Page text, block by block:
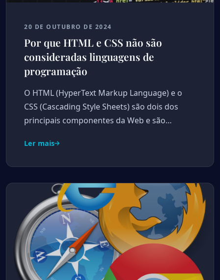
20 DE OUTUBRO DE 2024
Por que HTML e CSS não são
consideradas linguagens de
programação
O HTML (HyperText Markup Language) e o
CSS (Cascading Style Sheets) são dois dos
principais componentes da Web e são…
Ler mais